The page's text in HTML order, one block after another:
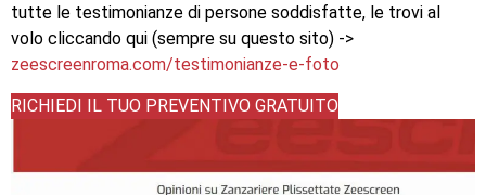
tutte le testimonianze di persone soddisfatte, le trovi al
volo cliccando qui (sempre su questo sito) ->
zeescreenroma.com/testimonianze-e-foto
RICHIEDI IL TUO PREVENTIVO GRATUITO